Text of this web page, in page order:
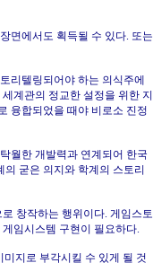
면에서도 획득될 수 있다. 또는
리텔링되어야 하는 의식주에
계관의 정교한 설정을 위한 지
융합되었을 때야 비로소 진정
월한 개발력과 연계되어 한국
굳은 의지와 학계의 스토리
창작하는 행위이다. 게임스토
임시스템 구현이 필요하다.
미지로 부각시킬 수 있게 될 것